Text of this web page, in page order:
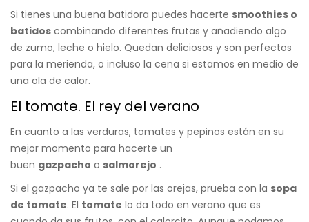
Si tienes una buena batidora puedes hacerte smoothies o
batidos combinando diferentes frutas y añadiendo algo
de zumo, leche o hielo. Quedan deliciosos y son perfectos
para la merienda, o incluso la cena si estamos en medio de
una ola de calor.
El tomate. El rey del verano
En cuanto a las verduras, tomates y pepinos están en su
mejor momento para hacerte un
buen gazpacho o salmorejo .
Si el gazpacho ya te sale por las orejas, prueba con la sopa
de tomate. El tomate lo da todo en verano que es